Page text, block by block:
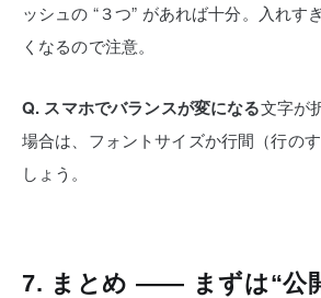
ッシュの “３つ” があれば十分。
入れす
くなるので注意。
Q. スマホでバランスが変になる文字が
場合は、フォントサイズか行間（行の
しょう。
7. まとめ ―― まずは“公